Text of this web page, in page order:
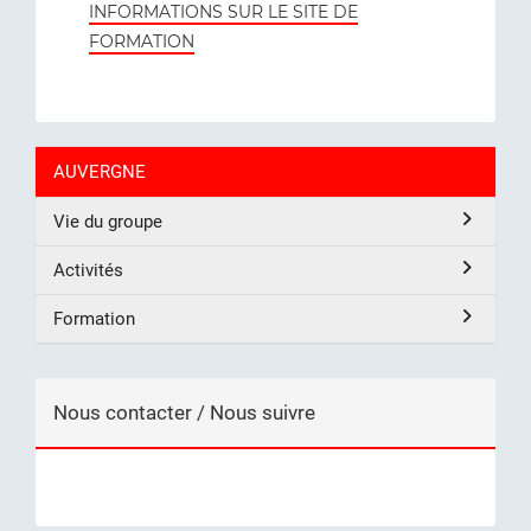
INFORMATIONS SUR LE SITE DE
FORMATION
AUVERGNE
Vie du groupe
Activités
Formation
Nous contacter / Nous suivre